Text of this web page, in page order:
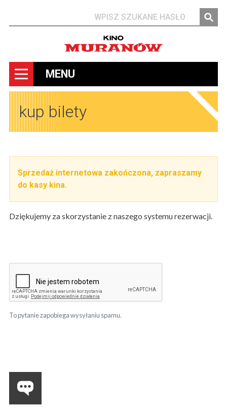
MENU
kup bilety
Sprzedaż internetowa zakończona, zapraszamy
do kasy kina.
Dziękujemy za skorzystanie z naszego systemu rezerwacji.
To pytanie zapobiega wysyłaniu spamu.